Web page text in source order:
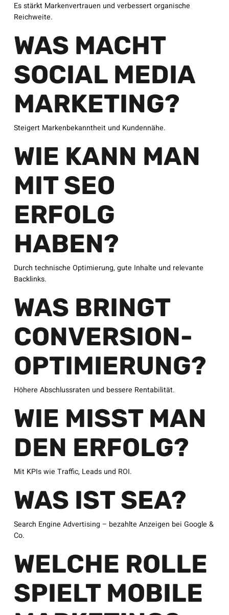
Es stärkt Markenvertrauen und verbessert organische
Reichweite.
WAS MACHT
SOCIAL MEDIA
MARKETING?
Steigert Markenbekanntheit und Kundennähe.
WIE KANN MAN
MIT SEO
ERFOLG
HABEN?
Durch technische Optimierung, gute Inhalte und relevante
Backlinks.
WAS BRINGT
CONVERSION-
OPTIMIERUNG?
Höhere Abschlussraten und bessere Rentabilität.
WIE MISST MAN
DEN ERFOLG?
Mit KPIs wie Traffic, Leads und ROI.
WAS IST SEA?
Search Engine Advertising – bezahlte Anzeigen bei Google &
Co.
WELCHE ROLLE
SPIELT MOBILE